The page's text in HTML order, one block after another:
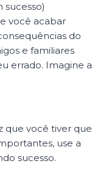
sucesso)
você acabar
do
e familiares
errado. Imagine a
que você tiver que
use a
sucesso.